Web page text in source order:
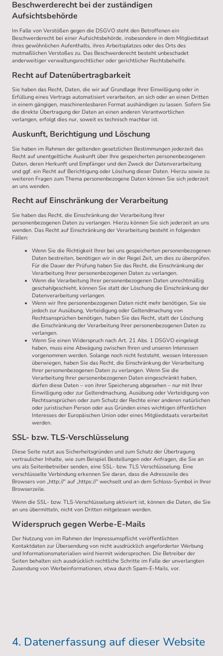
Beschwerderecht bei der zuständigen
Aufsichtsbehörde
Im Falle von Verstößen gegen die DSGVO steht den Betroffenen ein
Beschwerderecht bei einer Aufsichtsbehörde, insbesondere in dem Mitgliedstaat
ihres gewöhnlichen Aufenthalts, ihres Arbeitsplatzes oder des Orts des
mutmaßlichen Verstoßes zu. Das Beschwerderecht besteht unbeschadet
anderweitiger verwaltungsrechtlicher oder gerichtlicher Rechtsbehelfe.
Recht auf Datenübertragbarkeit
Sie haben das Recht, Daten, die wir auf Grundlage Ihrer Einwilligung oder in
Erfüllung eines Vertrags automatisiert verarbeiten, an sich oder an einen Dritten
in einem gängigen, maschinenlesbaren Format aushändigen zu lassen. Sofern Sie
die direkte Übertragung der Daten an einen anderen Verantwortlichen
verlangen, erfolgt dies nur, soweit es technisch machbar ist.
Auskunft, Berichtigung und Löschung
Sie haben im Rahmen der geltenden gesetzlichen Bestimmungen jederzeit das
Recht auf unentgeltliche Auskunft über Ihre gespeicherten personenbezogenen
Daten, deren Herkunft und Empfänger und den Zweck der Datenverarbeitung
und ggf. ein Recht auf Berichtigung oder Löschung dieser Daten. Hierzu sowie zu
weiteren Fragen zum Thema personenbezogene Daten können Sie sich jederzeit
an uns wenden.
Recht auf Einschränkung der Verarbeitung
Sie haben das Recht, die Einschränkung der Verarbeitung Ihrer
personenbezogenen Daten zu verlangen. Hierzu können Sie sich jederzeit an uns
wenden. Das Recht auf Einschränkung der Verarbeitung besteht in folgenden
Fällen:
Wenn Sie die Richtigkeit Ihrer bei uns gespeicherten personenbezogenen
Daten bestreiten, benötigen wir in der Regel Zeit, um dies zu überprüfen.
Für die Dauer der Prüfung haben Sie das Recht, die Einschränkung der
Verarbeitung Ihrer personenbezogenen Daten zu verlangen.
Wenn die Verarbeitung Ihrer personenbezogenen Daten unrechtmäßig
geschah/geschieht, können Sie statt der Löschung die Einschränkung der
Datenverarbeitung verlangen.
Wenn wir Ihre personenbezogenen Daten nicht mehr benötigen, Sie sie
jedoch zur Ausübung, Verteidigung oder Geltendmachung von
Rechtsansprüchen benötigen, haben Sie das Recht, statt der Löschung
die Einschränkung der Verarbeitung Ihrer personenbezogenen Daten zu
verlangen.
Wenn Sie einen Widerspruch nach Art. 21 Abs. 1 DSGVO eingelegt
haben, muss eine Abwägung zwischen Ihren und unseren Interessen
vorgenommen werden. Solange noch nicht feststeht, wessen Interessen
überwiegen, haben Sie das Recht, die Einschränkung der Verarbeitung
Ihrer personenbezogenen Daten zu verlangen. Wenn Sie die
Verarbeitung Ihrer personenbezogenen Daten eingeschränkt haben,
dürfen diese Daten – von ihrer Speicherung abgesehen – nur mit Ihrer
Einwilligung oder zur Geltendmachung, Ausübung oder Verteidigung von
Rechtsansprüchen oder zum Schutz der Rechte einer anderen natürlichen
oder juristischen Person oder aus Gründen eines wichtigen öffentlichen
Interesses der Europäischen Union oder eines Mitgliedstaats verarbeitet
werden.
SSL- bzw. TLS-Verschlüsselung
Diese Seite nutzt aus Sicherheitsgründen und zum Schutz der Übertragung
vertraulicher Inhalte, wie zum Beispiel Bestellungen oder Anfragen, die Sie an
uns als Seitenbetreiber senden, eine SSL- bzw. TLS Verschlüsselung. Eine
verschlüsselte Verbindung erkennen Sie daran, dass die Adresszeile des
Browsers von „http://“ auf „https://“ wechselt und an dem Schloss-Symbol in Ihrer
Browserzeile.
Wenn die SSL- bzw. TLS-Verschlüsselung aktiviert ist, können die Daten, die Sie
an uns übermitteln, nicht von Dritten mitgelesen werden.
Widerspruch gegen Werbe-E-Mails
Der Nutzung von im Rahmen der Impressumspflicht veröffentlichten
Kontaktdaten zur Übersendung von nicht ausdrücklich angeforderter Werbung
und Informationsmaterialien wird hiermit widersprochen. Die Betreiber der
Seiten behalten sich ausdrücklich rechtliche Schritte im Falle der unverlangten
Zusendung von Werbeinformationen, etwa durch Spam-E-Mails, vor.
4. Datenerfassung auf dieser Website